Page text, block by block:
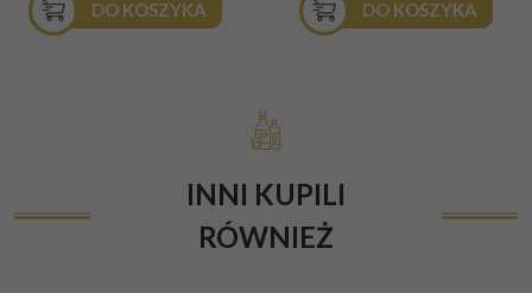
DO KOSZYKA DO KOSZYKA
INNI KUPILI
RÓWNIEŻ